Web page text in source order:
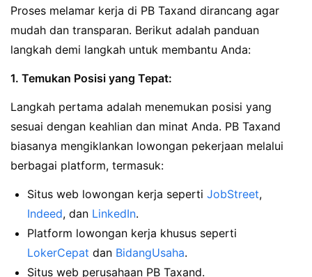
Proses melamar kerja di PB Taxand dirancang agar
mudah dan transparan. Berikut adalah panduan
langkah demi langkah untuk membantu Anda:
1. Temukan Posisi yang Tepat:
Langkah pertama adalah menemukan posisi yang
sesuai dengan keahlian dan minat Anda. PB Taxand
biasanya mengiklankan lowongan pekerjaan melalui
berbagai platform, termasuk:
Situs web lowongan kerja seperti JobStreet,
Indeed, dan LinkedIn.
Platform lowongan kerja khusus seperti
LokerCepat dan BidangUsaha.
Situs web perusahaan PB Taxand.